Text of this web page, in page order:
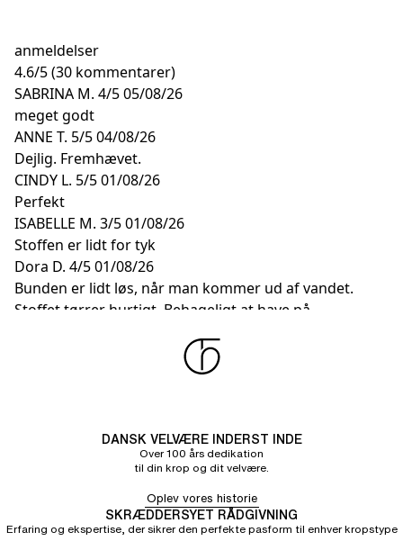
anmeldelser
4.6/5(30 kommentarer)
SABRINA M. 4/505/08/26
meget godt
ANNE T. 5/504/08/26
Dejlig. Fremhævet.
CINDY L. 5/501/08/26
Perfekt
ISABELLE M. 3/501/08/26
Stoffen er lidt for tyk
Dora D. 4/501/08/26
Bunden er lidt løs, når man kommer ud af vandet.
Stoffet tørrer hurtigt. Behageligt at have på
DANSK VELVÆRE INDERST INDE
Over 100 års dedikation
til din krop og dit velvære.
Oplev vores historie
SKRÆDDERSYET RÅDGIVNING
Erfaring og ekspertise, der sikrer den perfekte pasform til enhver kropstype